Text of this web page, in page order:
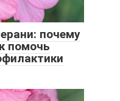
почему
помочь